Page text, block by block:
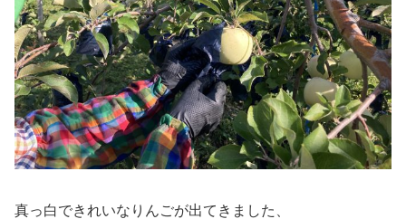
真っ白できれいなりんごが出てきました、